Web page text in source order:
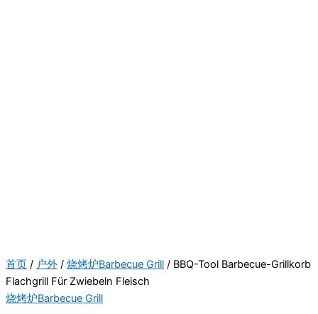
首页 / 户外 / 烧烤炉Barbecue Grill / BBQ-Tool Barbecue-Grillkorb
Flachgrill Für Zwiebeln Fleisch
烧烤炉Barbecue Grill